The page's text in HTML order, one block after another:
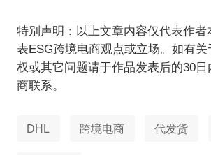
特别声明：以上文章内容仅代表作者
表ESG跨境电商观点或立场。如有关
权或其它问题请于作品发表后的30
商联系。
DHL 跨境电商 代发货